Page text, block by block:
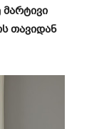
თავიდან